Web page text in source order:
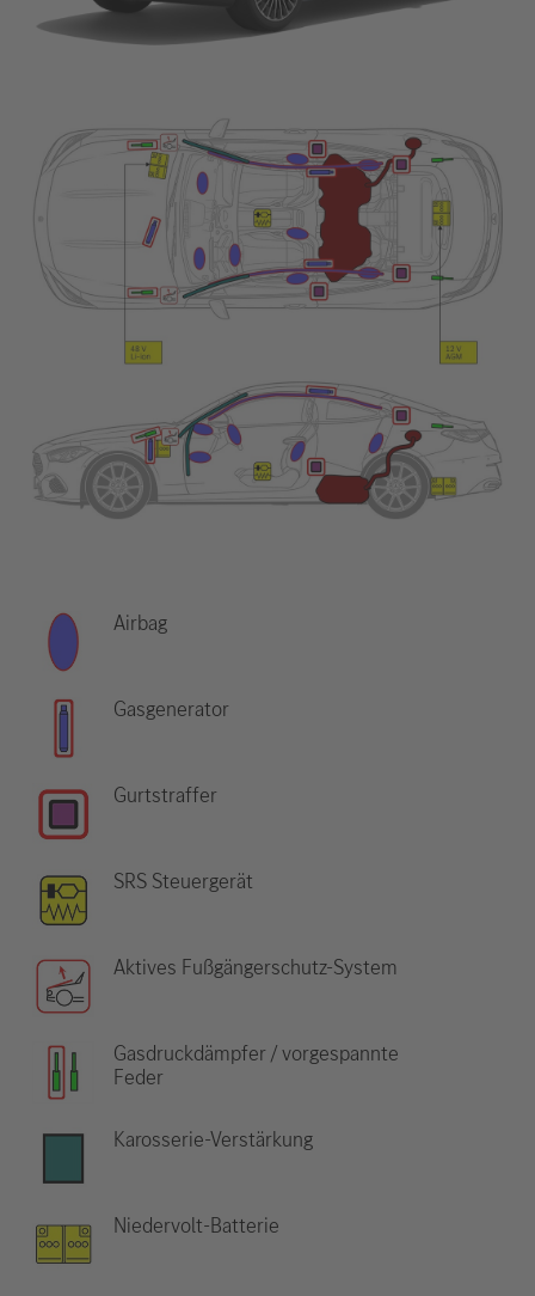
Airbag
Gasgenerator
Gurtstraffer
SRS Steuergerät
Aktives Fußgängerschutz-System
Gasdruckdämpfer / vorgespannte
Feder
Karosserie-Verstärkung
Niedervolt-Batterie